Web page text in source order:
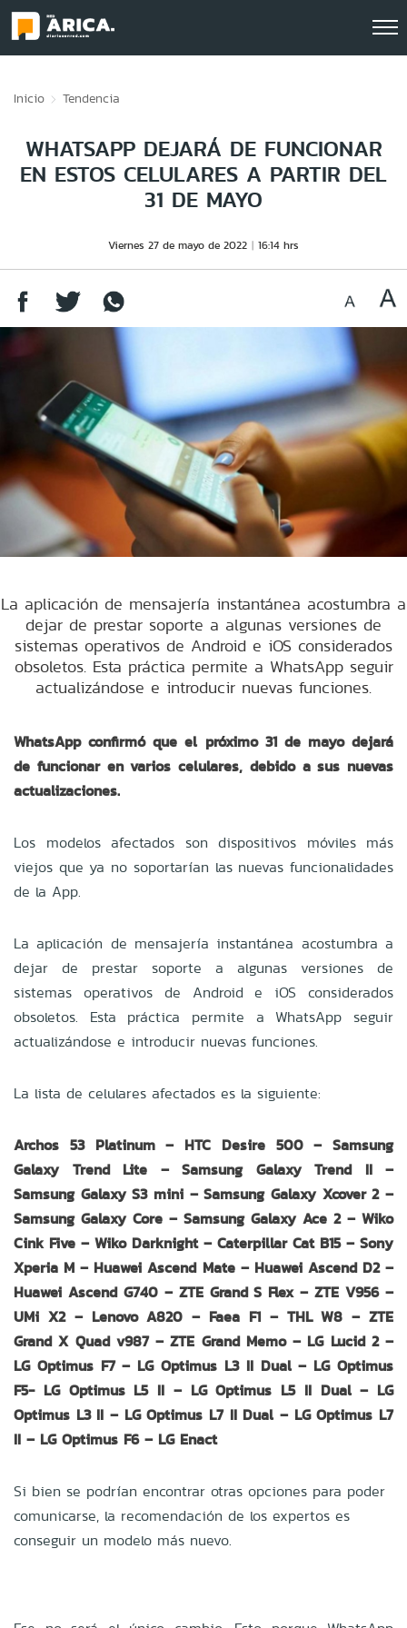
Inicio Tendencia
WHATSAPP DEJARÁ DE FUNCIONAR
EN ESTOS CELULARES A PARTIR DEL
31 DE MAYO
Viernes 27 de mayo de 2022 16:14 hrs
La aplicación de mensajería instantánea acostumbra a
dejar de prestar soporte a algunas versiones de
sistemas operativos de Android e iOS considerados
obsoletos. Esta práctica permite a WhatsApp seguir
actualizándose e introducir nuevas funciones.
WhatsApp confirmó que el próximo 31 de mayo dejará
de funcionar en varios celulares, debido a sus nuevas
actualizaciones.
Los modelos afectados son dispositivos móviles más
viejos que ya no soportarían las nuevas funcionalidades
de la App.
La aplicación de mensajería instantánea acostumbra a
dejar de prestar soporte a algunas versiones de
sistemas operativos de Android e iOS considerados
obsoletos. Esta práctica permite a WhatsApp seguir
actualizándose e introducir nuevas funciones.
La lista de celulares afectados es la siguiente:
Archos 53 Platinum – HTC Desire 500 – Samsung
Galaxy Trend Lite – Samsung Galaxy Trend II –
Samsung Galaxy S3 mini – Samsung Galaxy Xcover 2 –
Samsung Galaxy Core – Samsung Galaxy Ace 2 – Wiko
Cink Five – Wiko Darknight – Caterpillar Cat B15 – Sony
Xperia M – Huawei Ascend Mate – Huawei Ascend D2 –
Huawei Ascend G740 – ZTE Grand S Flex – ZTE V956 –
UMi X2 – Lenovo A820 – Faea F1 – THL W8 – ZTE
Grand X Quad v987 – ZTE Grand Memo – LG Lucid 2 –
LG Optimus F7 – LG Optimus L3 II Dual – LG Optimus
F5- LG Optimus L5 II – LG Optimus L5 II Dual – LG
Optimus L3 II – LG Optimus L7 II Dual – LG Optimus L7
II – LG Optimus F6 – LG Enact
Si bien se podrían encontrar otras opciones para poder
comunicarse, la recomendación de los expertos es
conseguir un modelo más nuevo.